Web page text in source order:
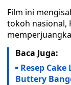
Film ini
tokoh nasional,
Baca Juga:
Resep
Buttery